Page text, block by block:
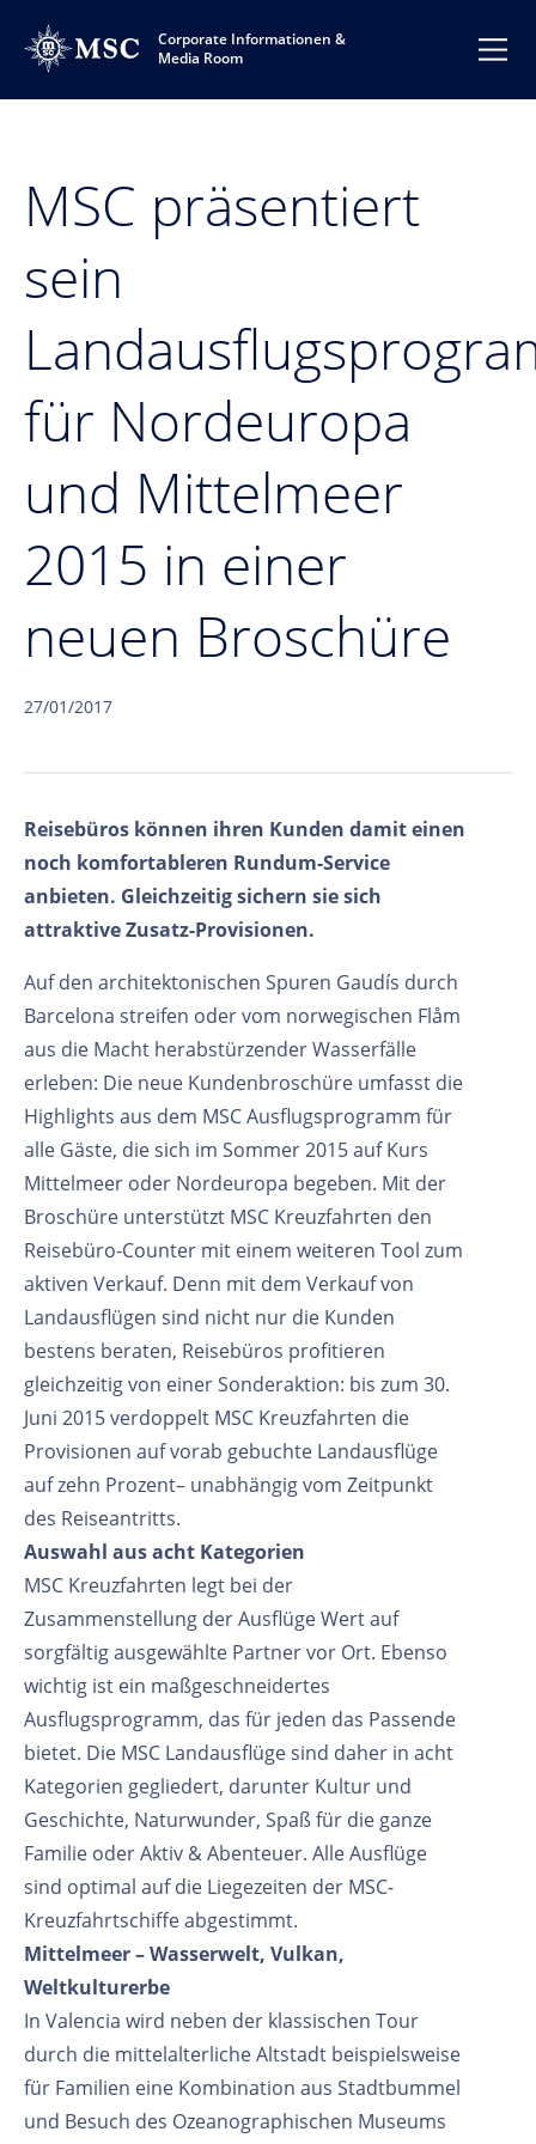
Corporate Informationen &
Media Room
MSC präsentiert
sein
für Nordeuropa
und Mittelmeer
2015 in einer
neuen Broschüre
27/01/2017
Reisebüros können ihren Kunden damit einen
noch komfortableren Rundum-Service
anbieten. Gleichzeitig sichern sie sich
attraktive Zusatz-Provisionen.
Auf den architektonischen Spuren Gaudís durch
Barcelona streifen oder vom norwegischen Flåm
aus die Macht herabstürzender Wasserfälle
erleben: Die neue Kundenbroschüre umfasst die
Highlights aus dem MSC Ausflugsprogramm für
alle Gäste, die sich im Sommer 2015 auf Kurs
Mittelmeer oder Nordeuropa begeben. Mit der
Broschüre unterstützt MSC Kreuzfahrten den
Reisebüro-Counter mit einem weiteren Tool zum
aktiven Verkauf. Denn mit dem Verkauf von
Landausflügen sind nicht nur die Kunden
bestens beraten, Reisebüros profitieren
gleichzeitig von einer Sonderaktion: bis zum 30.
Juni 2015 verdoppelt MSC Kreuzfahrten die
Provisionen auf vorab gebuchte Landausflüge
auf zehn Prozent– unabhängig vom Zeitpunkt
des Reiseantritts.
Auswahl aus acht Kategorien
MSC Kreuzfahrten legt bei der
Zusammenstellung der Ausflüge Wert auf
sorgfältig ausgewählte Partner vor Ort. Ebenso
wichtig ist ein maßgeschneidertes
Ausflugsprogramm, das für jeden das Passende
bietet. Die MSC Landausflüge sind daher in acht
Kategorien gegliedert, darunter Kultur und
Geschichte, Naturwunder, Spaß für die ganze
Familie oder Aktiv & Abenteuer. Alle Ausflüge
sind optimal auf die Liegezeiten der MSC-
Kreuzfahrtschiffe abgestimmt.
Mittelmeer – Wasserwelt, Vulkan,
Weltkulturerbe
In Valencia wird neben der klassischen Tour
durch die mittelalterliche Altstadt beispielsweise
für Familien eine Kombination aus Stadtbummel
und Besuch des Ozeanographischen Museums